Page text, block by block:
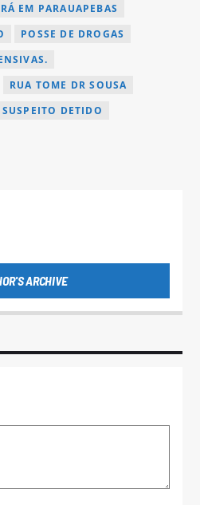
EM PARAUAPEBAS
POSSE DE DROGAS
RUA TOME DR SOUSA
SUSPEITO DETIDO
ARCHIVE